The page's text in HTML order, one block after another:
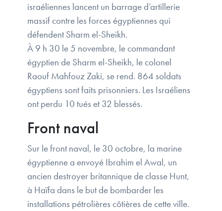
israéliennes lancent un barrage d’artillerie
massif contre les forces égyptiennes qui
défendent Sharm el-Sheikh.
À 9 h 30 le 5 novembre, le commandant
égyptien de Sharm el-Sheikh, le colonel
Raouf Mahfouz Zaki, se rend. 864 soldats
égyptiens sont faits prisonniers. Les Israéliens
ont perdu 10 tués et 32 blessés.
Front naval
Sur le front naval, le 30 octobre, la marine
égyptienne a envoyé Ibrahim el Awal, un
ancien destroyer britannique de classe Hunt,
à Haïfa dans le but de bombarder les
installations pétrolières côtières de cette ville.